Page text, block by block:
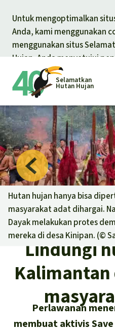
Untuk mengoptimalkan
Anda, kami menggunakan
menggunakan situs
Hujan, Anda menyetujui
Selamatkan
Hutan Hujan
Petisi
Proyek
Topik
Topik kami
Iklim
Hutan
Berita
Sukses
Hujan
Sukses
Cari
Indonesia
Donasi umum
Donasi
Hutan
Pembela
Donasi
Asia
Afrika
Amerika
Hutan hujan hanya bisa
masyarakat adat dihargai.
Dayak melakukan protes
mereka di desa Kinipan. (©
Lindungi
Perlawanan
membuat aktivis